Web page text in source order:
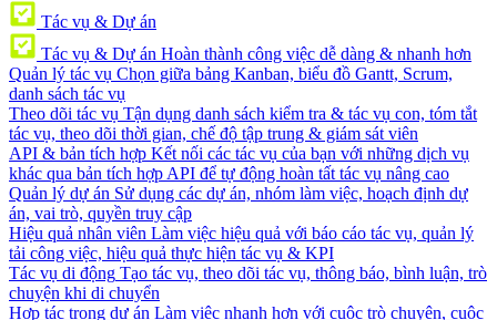
Tác vụ & Dự án
Tác vụ & Dự án Hoàn thành công việc dễ dàng & nhanh hơn
Quản lý tác vụ Chọn giữa bảng Kanban, biểu đồ Gantt, Scrum,
danh sách tác vụ
Theo dõi tác vụ Tận dụng danh sách kiểm tra & tác vụ con, tóm tắt
tác vụ, theo dõi thời gian, chế độ tập trung & giám sát viên
API & bản tích hợp Kết nối các tác vụ của bạn với những dịch vụ
khác qua bản tích hợp API để tự động hoàn tất tác vụ nâng cao
Quản lý dự án Sử dụng các dự án, nhóm làm việc, hoạch định dự
án, vai trò, quyền truy cập
Hiệu quả nhân viên Làm việc hiệu quả với báo cáo tác vụ, quản lý
tải công việc, hiệu quả thực hiện tác vụ & KPI
Tác vụ di động Tạo tác vụ, theo dõi tác vụ, thông báo, bình luận, trò
chuyện khi di chuyển
Hợp tác trong dự án Làm việc nhanh hơn với cuộc trò chuyện, cuộc